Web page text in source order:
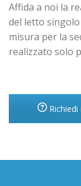
Affida a noi la
del letto
misura per la
realizzato solo